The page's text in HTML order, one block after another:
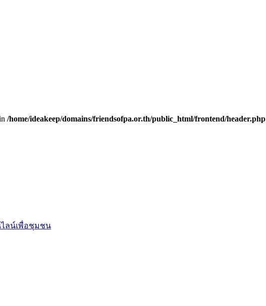
/home/ideakeep/domains/friendsofpa.or.th/public_html/frontend/header.php
ลน์เพื่อชุมชน